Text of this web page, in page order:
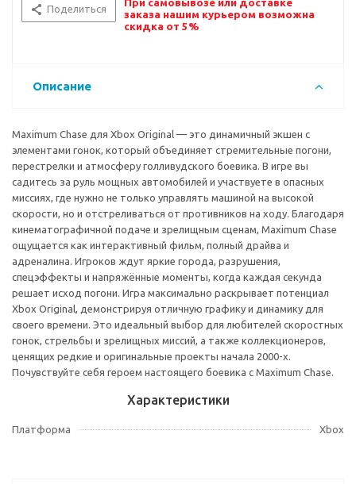
Поделиться
При самовывозе или доставке
заказа нашим курьером возможна
скидка от 5%
Описание
Maximum Chase для Xbox Original — это динамичный экшен с
элементами гонок, который объединяет стремительные погони,
перестрелки и атмосферу голливудского боевика. В игре вы
садитесь за руль мощных автомобилей и участвуете в опасных
миссиях, где нужно не только управлять машиной на высокой
скорости, но и отстреливаться от противников на ходу. Благодаря
кинематографичной подаче и зрелищным сценам, Maximum Chase
ощущается как интерактивный фильм, полный драйва и
адреналина. Игроков ждут яркие города, разрушения,
спецэффекты и напряжённые моменты, когда каждая секунда
решает исход погони. Игра максимально раскрывает потенциал
Xbox Original, демонстрируя отличную графику и динамику для
своего времени. Это идеальный выбор для любителей скоростных
гонок, стрельбы и зрелищных миссий, а также коллекционеров,
ценящих редкие и оригинальные проекты начала 2000-х.
Почувствуйте себя героем настоящего боевика с Maximum Chase.
Характеристики
Платформа Xbox